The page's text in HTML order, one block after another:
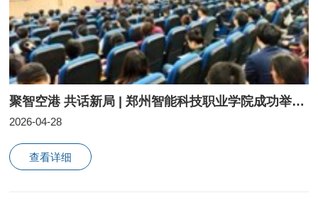
聚智空港 共话新局 | 郑州智能科技职业学院成功举办全球经济新格局高端论坛
2026-04-28
查看详细